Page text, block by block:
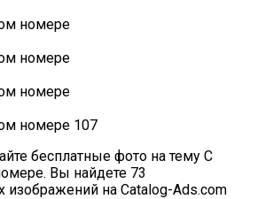
бесплатные фото на тему С
Вы найдете 73
изображений на Catalog-Ads.com